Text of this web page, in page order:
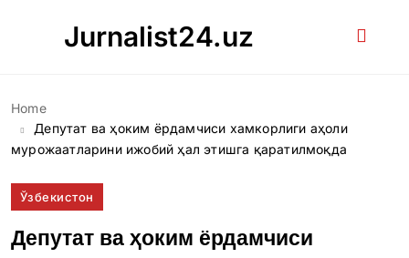
Jurnalist24.uz
Home
Депутат ва ҳоким ёрдамчиси хамкорлиги аҳоли
мурожаатларини ижобий ҳал этишга қаратилмоқда
Ўзбекистон
Депутат ва ҳоким ёрдамчиси